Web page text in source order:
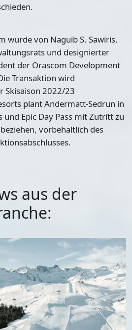
wurde von Naguib S. Sawiris,
und designierter
der Orascom Development
Transaktion wird
Skisaison 2022/23
plant Andermatt-Sedrun in
und Epic Day Pass mit Zutritt zu
vorbehaltlich des
aus der